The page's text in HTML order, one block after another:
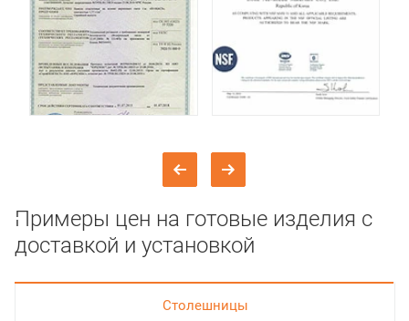
Примеры цен на готовые изделия с
доставкой и установкой
Cтолешницы